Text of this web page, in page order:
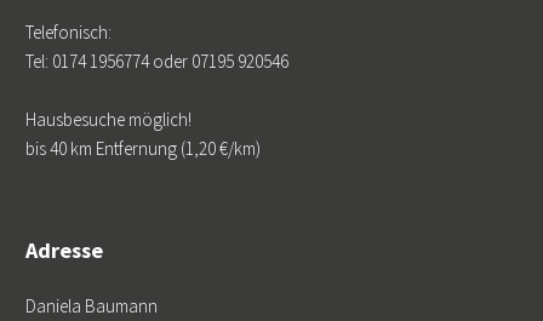
Telefonisch:
Tel: 0174 1956774 oder 07195 920546
Hausbesuche möglich!
bis 40 km Entfernung (1,20 €/km)
Adresse
Daniela Baumann